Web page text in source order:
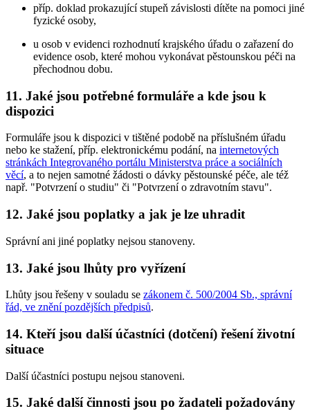
příp. doklad prokazující stupeň závislosti dítěte na pomoci jiné
fyzické osoby,
u osob v evidenci rozhodnutí krajského úřadu o zařazení do
evidence osob, které mohou vykonávat pěstounskou péči na
přechodnou dobu.
11. Jaké jsou potřebné formuláře a kde jsou k
dispozici
Formuláře jsou k dispozici v tištěné podobě na příslušném úřadu
nebo ke stažení, příp. elektronickému podání, na internetových
stránkách Integrovaného portálu Ministerstva práce a sociálních
věcí, a to nejen samotné žádosti o dávky pěstounské péče, ale též
např. "Potvrzení o studiu" či "Potvrzení o zdravotním stavu".
12. Jaké jsou poplatky a jak je lze uhradit
Správní ani jiné poplatky nejsou stanoveny.
13. Jaké jsou lhůty pro vyřízení
Lhůty jsou řešeny v souladu se zákonem č. 500/2004 Sb., správní
řád, ve znění pozdějších předpisů.
14. Kteří jsou další účastníci (dotčení) řešení životní
situace
Další účastníci postupu nejsou stanoveni.
15. Jaké další činnosti jsou po žadateli požadovány